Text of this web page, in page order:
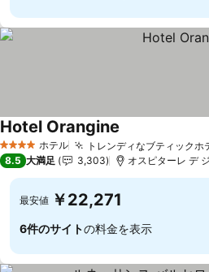
4 ホテルのランク
ホテル トレンディなブティックホ
Hotel Orangine
8.5 大満足 3,303 オスピターレ デ
最安値 ￥22,271
6件のサイトの料金を表示